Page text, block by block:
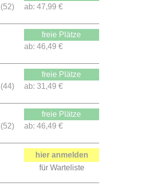
(52)
ab: 47,99 €
freie Plätze
ab: 46,49 €
(44)
freie Plätze
ab: 31,49 €
(52)
freie Plätze
ab: 46,49 €
hier anmelden
für Warteliste